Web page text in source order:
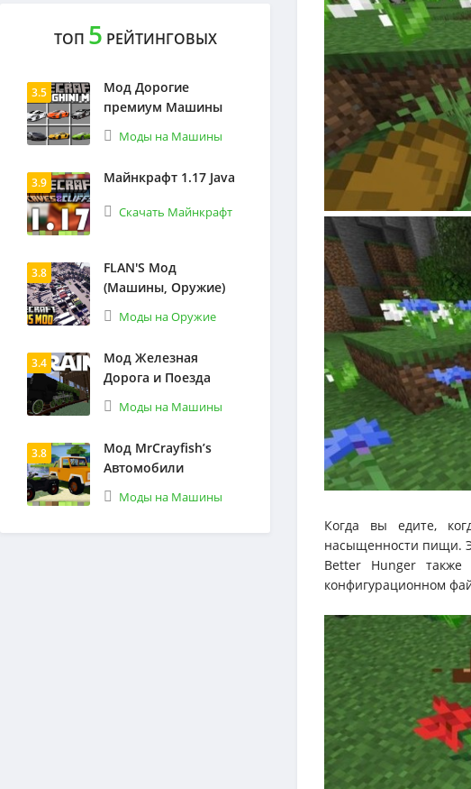
ТОП 5 РЕЙТИНГОВЫХ
3.5
Мод Дорогие
премиум Машины
Моды на Машины
3.9 Майнкрафт 1.17 Java
Скачать Майнкрафт
3.8
FLAN'S Мод
(Машины, Оружие)
Моды на Оружие
3.4
Мод Железная
Дорога и Поезда
Моды на Машины
3.8
Мод MrCrayfish’s
Автомобили
Моды на Машины
Когда вы едите,
насыщенности пищи.
Better Hunger
конфигурационном